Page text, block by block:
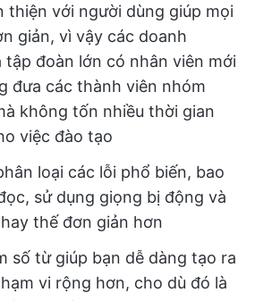
thiện với người dùng giúp mọi
giản, vì vậy các doanh
tập đoàn lớn có nhân viên mới
đưa các thành viên nhóm
không tốn nhiều thời gian
việc đào tạo
loại các lỗi phổ biến, bao
sử dụng giọng bị động và
thế đơn giản hơn
số từ giúp bạn dễ dàng tạo ra
vi rộng hơn, cho dù đó là